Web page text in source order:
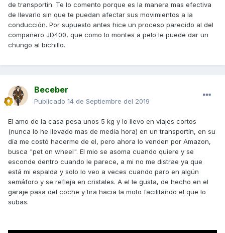
de transportin. Te lo comento porque es la manera mas efectiva
de llevarlo sin que te puedan afectar sus movimientos a la
conducción. Por supuesto antes hice un proceso parecido al del
compañero JD400, que como lo montes a pelo le puede dar un
chungo al bichillo.
Beceber
Publicado 14 de Septiembre del 2019
El amo de la casa pesa unos 5 kg y lo llevo en viajes cortos
(nunca lo he llevado mas de media hora) en un transportín, en su
día me costó hacerme de el, pero ahora lo venden por Amazon,
busca "pet on wheel". El mio se asoma cuando quiere y se
esconde dentro cuando le parece, a mi no me distrae ya que
está mi espalda y solo lo veo a veces cuando paro en algún
semáforo y se refleja en cristales. A el le gusta, de hecho en el
garaje pasa del coche y tira hacia la moto facilitando el que lo
subas.